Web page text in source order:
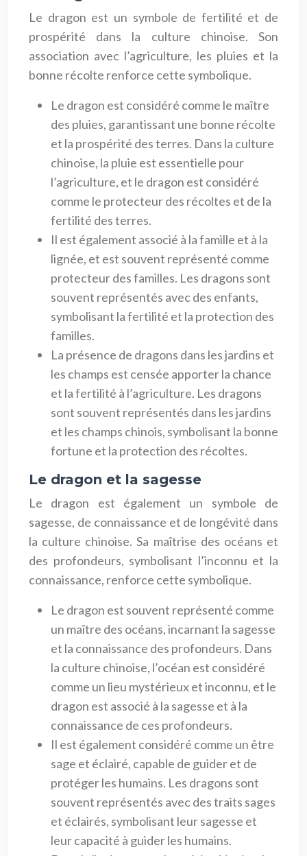
Le dragon est un symbole de fertilité et de
prospérité dans la culture chinoise. Son
association avec l’agriculture, les pluies et la
bonne récolte renforce cette symbolique.
Le dragon est considéré comme le maître
des pluies, garantissant une bonne récolte
et la prospérité des terres. Dans la culture
chinoise, la pluie est essentielle pour
l’agriculture, et le dragon est considéré
comme le protecteur des récoltes et de la
fertilité des terres.
Il est également associé à la famille et à la
lignée, et est souvent représenté comme
protecteur des familles. Les dragons sont
souvent représentés avec des enfants,
symbolisant la fertilité et la protection des
familles.
La présence de dragons dans les jardins et
les champs est censée apporter la chance
et la fertilité à l’agriculture. Les dragons
sont souvent représentés dans les jardins
et les champs chinois, symbolisant la bonne
fortune et la protection des récoltes.
Le dragon et la sagesse
Le dragon est également un symbole de
sagesse, de connaissance et de longévité dans
la culture chinoise. Sa maîtrise des océans et
des profondeurs, symbolisant l’inconnu et la
connaissance, renforce cette symbolique.
Le dragon est souvent représenté comme
un maître des océans, incarnant la sagesse
et la connaissance des profondeurs. Dans
la culture chinoise, l’océan est considéré
comme un lieu mystérieux et inconnu, et le
dragon est associé à la sagesse et à la
connaissance de ces profondeurs.
Il est également considéré comme un être
sage et éclairé, capable de guider et de
protéger les humains. Les dragons sont
souvent représentés avec des traits sages
et éclairés, symbolisant leur sagesse et
leur capacité à guider les humains.